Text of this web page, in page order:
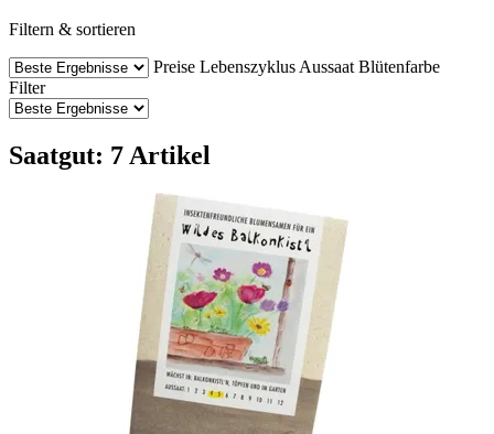
Filtern & sortieren
Preise Lebenszyklus Aussaat Blütenfarbe
Filter
Saatgut: 7 Artikel